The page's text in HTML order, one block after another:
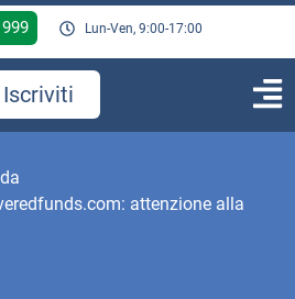
Lun-Ven, 9:00-17:00
Iscriviti
attenzione alla